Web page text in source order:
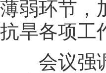
薄弱环节，
抗旱各项工
会议强调